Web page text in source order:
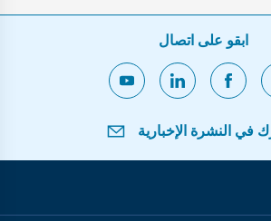
ابقو على اتصال
في النشرة الإخبارية